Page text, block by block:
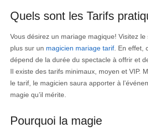
Quels sont les Tarifs
Vous désirez un mariage magique! Visitez
plus sur un magicien mariage tarif. En effet,
dépend de la durée du spectacle à offrir et
Il existe des tarifs minimaux, moyen et VIP.
le tarif, le magicien saura apporter à
magie qu’il mérite.
Pourquoi la magie